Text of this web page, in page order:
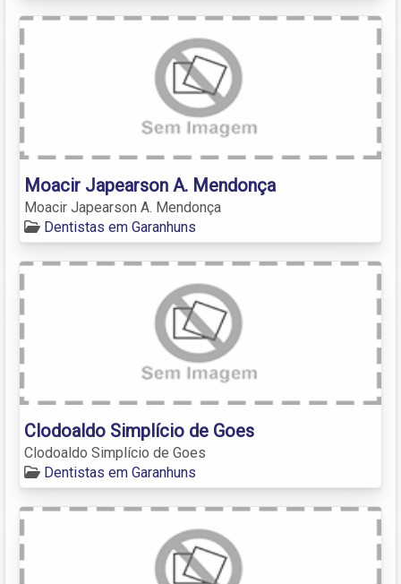
Moacir Japearson A. Mendonça
Moacir Japearson A. Mendonça
Dentistas em Garanhuns
Clodoaldo Simplício de Goes
Clodoaldo Simplício de Goes
Dentistas em Garanhuns